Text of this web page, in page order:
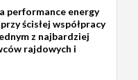
performance energy
ścisłej współpracy
z najbardziej
rajdowych i